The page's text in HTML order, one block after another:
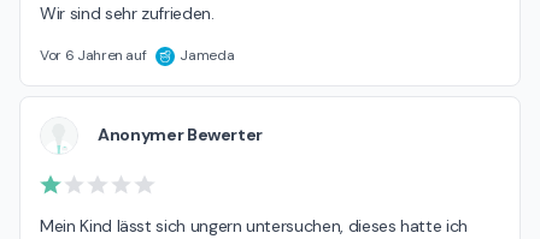
Wir sind sehr zufrieden.
Vor 6 Jahren auf Jameda
Anonymer Bewerter
Mein Kind lässt sich ungern untersuchen, dieses hatte ich